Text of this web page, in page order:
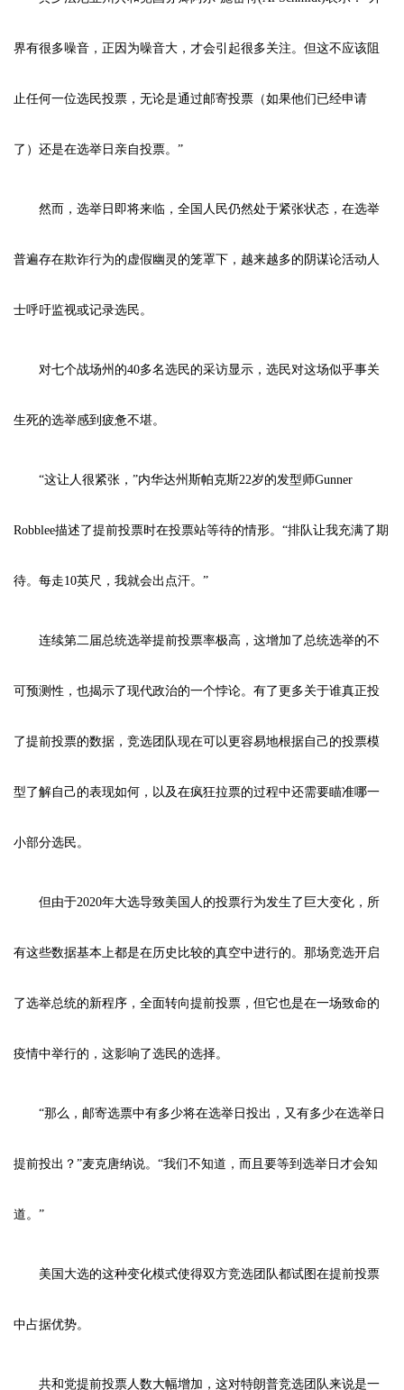
界有很多噪音，正因为噪音大，才会引起很多关注。但这不应该阻
止任何一位选民投票，无论是通过邮寄投票（如果他们已经申请
了）还是在选举日亲自投票。”
然而，选举日即将来临，全国人民仍然处于紧张状态，在选举
普遍存在欺诈行为的虚假幽灵的笼罩下，越来越多的阴谋论活动人
士呼吁监视或记录选民。
对七个战场州的40多名选民的采访显示，选民对这场似乎事关
生死的选举感到疲惫不堪。
“这让人很紧张，”内华达州斯帕克斯22岁的发型师Gunner
Robblee描述了提前投票时在投票站等待的情形。“排队让我充满了期
待。每走10英尺，我就会出点汗。”
连续第二届总统选举提前投票率极高，这增加了总统选举的不
可预测性，也揭示了现代政治的一个悖论。有了更多关于谁真正投
了提前投票的数据，竞选团队现在可以更容易地根据自己的投票模
型了解自己的表现如何，以及在疯狂拉票的过程中还需要瞄准哪一
小部分选民。
但由于2020年大选导致美国人的投票行为发生了巨大变化，所
有这些数据基本上都是在历史比较的真空中进行的。那场竞选开启
了选举总统的新程序，全面转向提前投票，但它也是在一场致命的
疫情中举行的，这影响了选民的选择。
“那么，邮寄选票中有多少将在选举日投出，又有多少在选举日
提前投出？”麦克唐纳说。“我们不知道，而且要等到选举日才会知
道。”
美国大选的这种变化模式使得双方竞选团队都试图在提前投票
中占据优势。
共和党提前投票人数大幅增加，这对特朗普竞选团队来说是一